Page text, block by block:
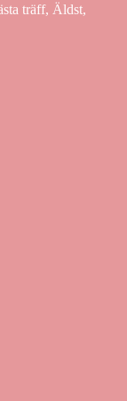
träff, Äldst,